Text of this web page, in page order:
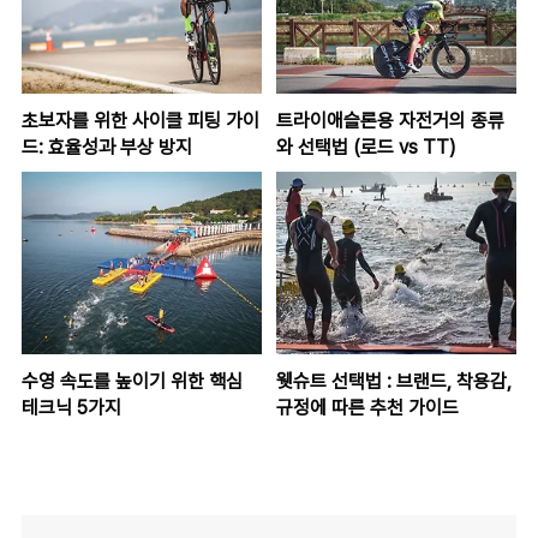
초보자를 위한 사이클 피팅 가이
드: 효율성과 부상 방지
트라이애슬론용 자전거의 종류
와 선택법 (로드 vs TT)
수영 속도를 높이기 위한 핵심
테크닉 5가지
웻슈트 선택법 : 브랜드, 착용감,
규정에 따른 추천 가이드